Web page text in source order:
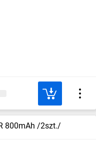
800mAh /2szt./